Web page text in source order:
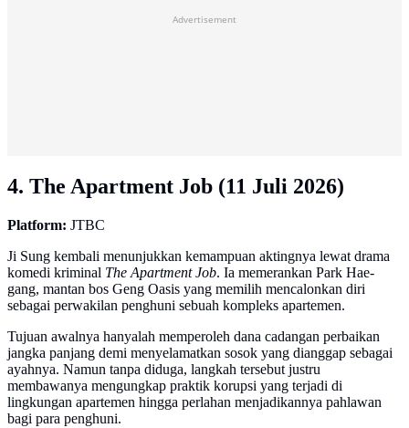
Advertisement
4. The Apartment Job (11 Juli 2026)
Platform: JTBC
Ji Sung kembali menunjukkan kemampuan aktingnya lewat drama
komedi kriminal The Apartment Job. Ia memerankan Park Hae-
gang, mantan bos Geng Oasis yang memilih mencalonkan diri
sebagai perwakilan penghuni sebuah kompleks apartemen.
Tujuan awalnya hanyalah memperoleh dana cadangan perbaikan
jangka panjang demi menyelamatkan sosok yang dianggap sebagai
ayahnya. Namun tanpa diduga, langkah tersebut justru
membawanya mengungkap praktik korupsi yang terjadi di
lingkungan apartemen hingga perlahan menjadikannya pahlawan
bagi para penghuni.